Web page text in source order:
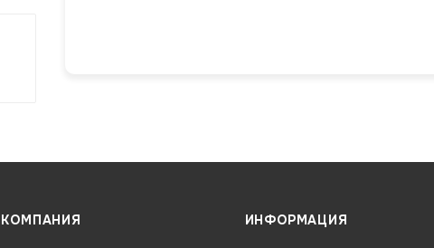
КОМПАНИЯ ИНФОРМАЦИЯ